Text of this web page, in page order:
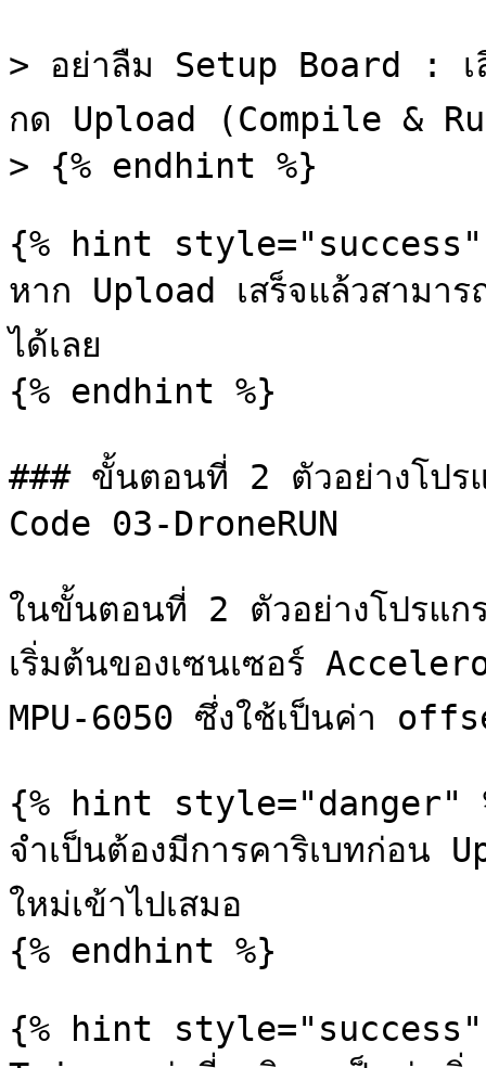
> อย่าลืม Setup Board : เลื
กด Upload (Compile &
> {% endhint %}
{% hint style="success"
หาก Upload เสร็จแล้วสามา
ได้เลย
{% endhint %}
### ขั้นตอนที่ 2 ตัวอย่างโป
Code 03-DroneRUN
ในขั้นตอนที่ 2 ตัวอย่างโปรแก
เริ่มต้นของเซนเซอร์
MPU-6050 ซึ่งใช้เป็นค่า
{% hint style="danger"
จำเป็นต้องมีการคาริเบทก่อน
ใหม่เข้าไปเสมอ
{% endhint %}
{% hint style="success"